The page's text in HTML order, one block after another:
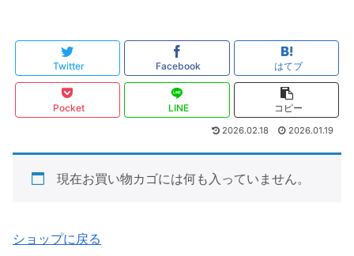
Twitter Facebook はてブ
Pocket LINE コピー
2026.02.18 2026.01.19
現在お買い物カゴには何も入っていません。
ショップに戻る